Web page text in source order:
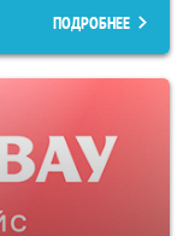
ПОДРОБНЕЕ